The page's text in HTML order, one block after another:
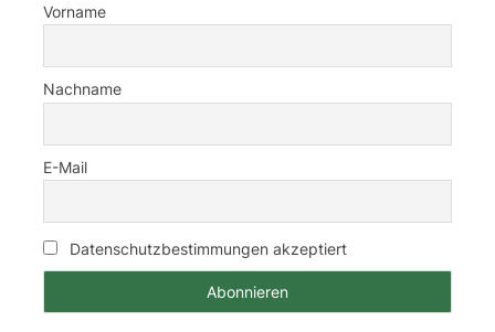
Vorname
Nachname
E-Mail
Datenschutzbestimmungen akzeptiert